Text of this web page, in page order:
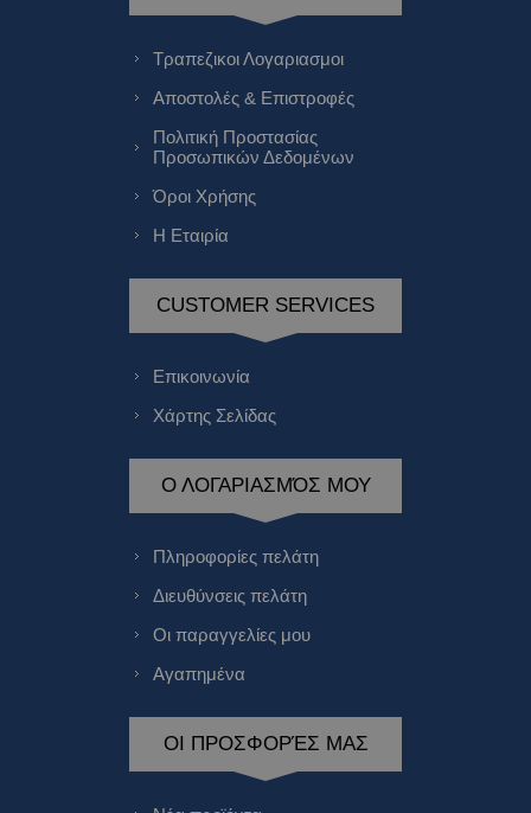
Τραπεζικοι Λογαριασμοι
Αποστολές & Επιστροφές
Πολιτική Προστασίας
Προσωπικών Δεδομένων
Όροι Χρήσης
Η Εταιρία
CUSTOMER SERVICES
Επικοινωνία
Χάρτης Σελίδας
Ο ΛΟΓΑΡΙΑΣΜΌΣ ΜΟΥ
Πληροφορίες πελάτη
Διευθύνσεις πελάτη
Οι παραγγελίες μου
Αγαπημένα
ΟΙ ΠΡΟΣΦΟΡΈΣ ΜΑΣ